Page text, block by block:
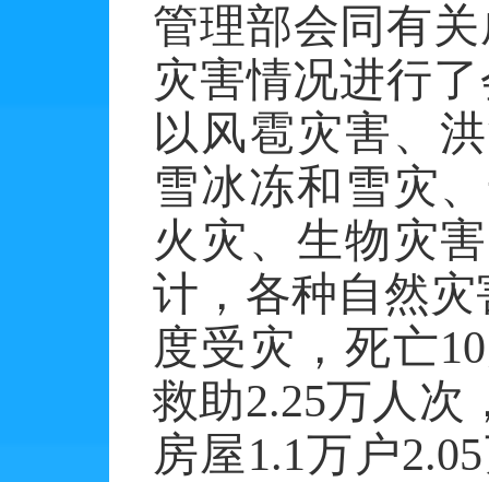
管理部会同有
灾害情况进行
以风雹灾害、
雪冰冻和雪灾
火灾、生物灾
计，各种自然灾
度受灾，死亡
救助2.25万人次
房屋1.1万户